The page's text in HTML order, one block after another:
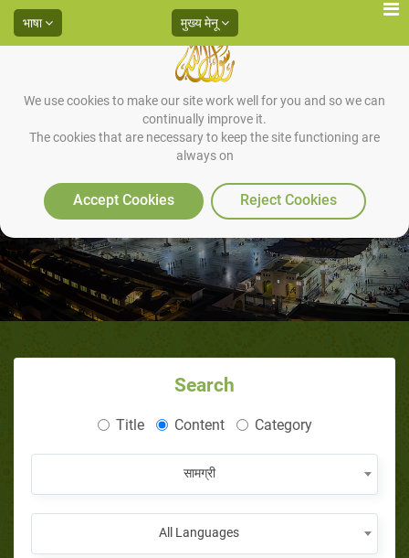
We use cookies to make our site work well for you and so we can
continually improve it.
The cookies that are necessary to keep the site functioning are
always on
Accept Cookies Reject Cookies
भाषा मुख्य मेनू
दूसरा सज्दा
Search
Title Content Category
सामग्री
All Languages